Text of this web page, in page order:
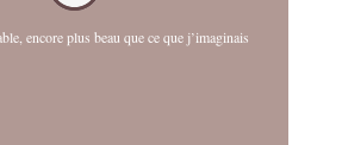
encore plus beau que ce que j’imaginais